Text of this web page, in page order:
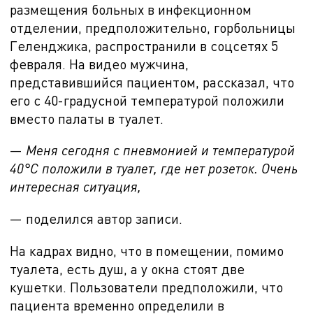
размещения больных в инфекционном
отделении, предположительно, горбольницы
Геленджика, распространили в соцсетях 5
февраля. На видео мужчина,
представившийся пациентом, рассказал, что
его с 40-градусной температурой положили
вместо палаты в туалет.
— Меня сегодня с пневмонией и температурой
40°C положили в туалет, где нет розеток. Очень
интересная ситуация,
— поделился автор записи.
На кадрах видно, что в помещении, помимо
туалета, есть душ, а у окна стоят две
кушетки. Пользователи предположили, что
пациента временно определили в